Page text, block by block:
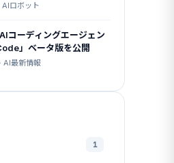
ロボット
コーディングエージェン
」ベータ版を公開
最新情報
1